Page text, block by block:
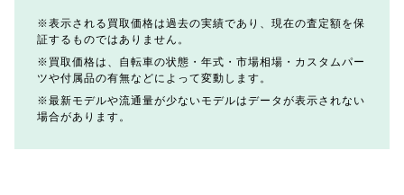
表示される買取価格は過去の実績であり、現在の査定額を保
証するものではありません。
買取価格は、自転車の状態・年式・市場相場・カスタムパー
ツや付属品の有無などによって変動します。
最新モデルや流通量が少ないモデルはデータが表示されない
場合があります。